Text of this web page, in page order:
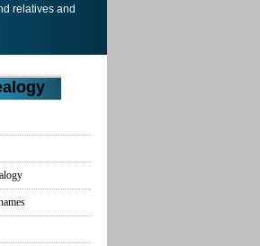
relatives and